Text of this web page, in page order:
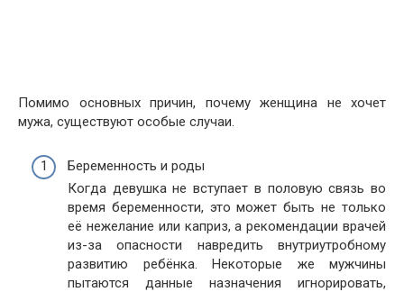
Помимо основных причин, почему женщина не хочет
мужа, существуют особые случаи.
Беременность и роды
Когда девушка не вступает в половую связь во
время беременности, это может быть не только
её нежелание или каприз, а рекомендации врачей
из-за опасности навредить внутриутробному
развитию ребёнка. Некоторые же мужчины
пытаются данные назначения игнорировать,